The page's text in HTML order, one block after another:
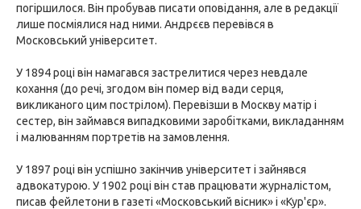
погіршилося. Він пробував писати оповідання, але в редакції
лише посміялися над ними. Андрєєв перевівся в
Московський університет.
У 1894 році він намагався застрелитися через невдале
кохання (до речі, згодом він помер від вади серця,
викликаного цим пострілом). Перевізши в Москву матір і
сестер, він займався випадковими заробітками, викладанням
і малюванням портретів на замовлення.
У 1897 році він успішно закінчив університет і зайнявся
адвокатурою. У 1902 році він став працювати журналістом,
писав фейлетони в газеті «Московський вісник» і «Кур'єр».